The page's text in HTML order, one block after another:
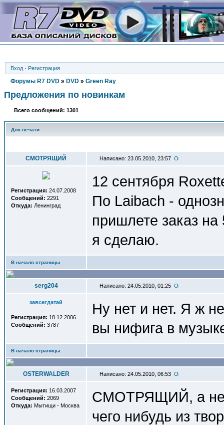
Вход · Регистрация
Форумы R7 DVD » DVD » Green Ray
Предложения по новинкам
Всего сообщений: 1301
Для печати
СМОТРЯЩИЙ Написано: 23.05.2010, 23:57
Регистрация: 24.07.2008
Сообщений: 2291
Откуда: Ленинград
12 сентября
По Laibach -
пришлете заказ
я сделаю.
В начало страницы
serg204 Написано: 24.05.2010, 01:25
завсегдатай
Регистрация: 18.12.2006
Сообщений: 3787
Ну нет и нет. Я ж
вы нифига в
В начало страницы
OSTERWALDER Написано: 24.05.2010, 06:53
Регистрация: 16.03.2007
Сообщений: 2069
Откуда: Мытищи - Москва
СМОТРЯЩИЙ, а не
чего нибудь из